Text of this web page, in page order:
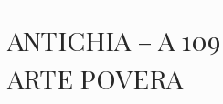
ANTICHIA – A
ARTE POVERA